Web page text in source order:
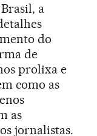
a
do
de
prolixa e
como as
as
jornalistas.